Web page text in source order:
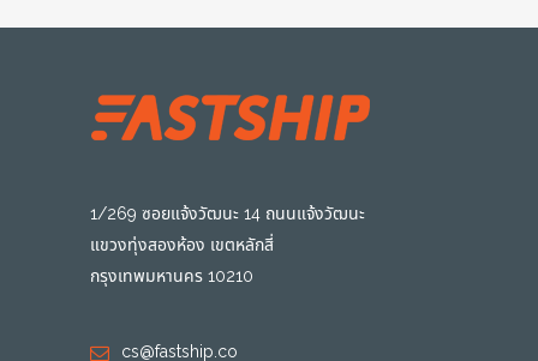
1/269 ซอยแจ้งวัฒนะ 14 ถนนแจ้งวัฒนะ
แขวงทุ่งสองห้อง เขตหลักสี่
กรุงเทพมหานคร 10210
cs@fastship.co